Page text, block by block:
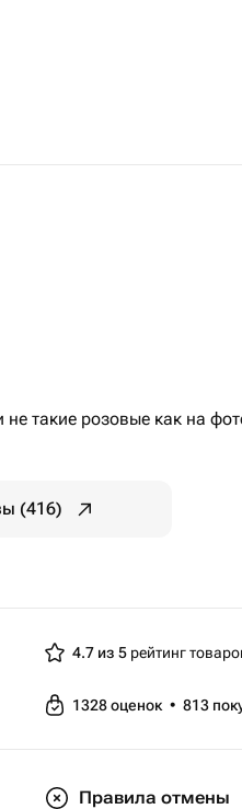
такие розовые как на
(416)
4.7 из 5 рейтинг
1328оценок • 813
Правила отмены